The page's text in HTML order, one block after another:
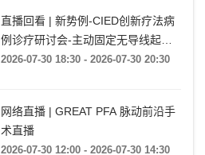
直播回看 | 新势例-CIED创新疗法病
例诊疗研讨会-主动固定无导线起搏
器病例研讨会——内蒙古站
2026-07-30 18:30 - 2026-07-30 20:30
网络直播 | GREAT PFA 脉动前沿手
术直播
2026-07-30 12:00 - 2026-07-30 14:30